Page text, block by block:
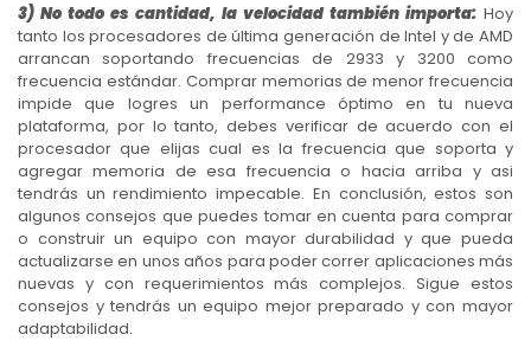
3) No todo es cantidad, la velocidad también importa: Hoy
tanto los procesadores de última generación de Intel y de AMD
arrancan soportando frecuencias de 2933 y 3200 como
frecuencia estándar. Comprar memorias de menor frecuencia
impide que logres un performance óptimo en tu nueva
plataforma, por lo tanto, debes verificar de acuerdo con el
procesador que elijas cual es la frecuencia que soporta y
agregar memoria de esa frecuencia o hacia arriba y asi
tendrás un rendimiento impecable. En conclusión, estos son
algunos consejos que puedes tomar en cuenta para comprar
o construir un equipo con mayor durabilidad y que pueda
actualizarse en unos años para poder correr aplicaciones más
nuevas y con requerimientos más complejos. Sigue estos
consejos y tendrás un equipo mejor preparado y con mayor
adaptabilidad.